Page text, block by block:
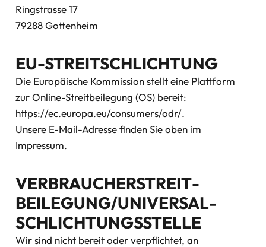
Ringstrasse 17
79288 Gottenheim
EU-STREITSCHLICHTUNG
Die Europäische Kommission stellt eine Plattform
zur Online-Streitbeilegung (OS) bereit:
https://ec.europa.eu/consumers/odr/.
Unsere E-Mail-Adresse finden Sie oben im
Impressum.
VERBRAUCHER­STREIT­
BEILEGUNG/UNIVERSAL­
SCHLICHTUNGS­STELLE
Wir sind nicht bereit oder verpflichtet, an